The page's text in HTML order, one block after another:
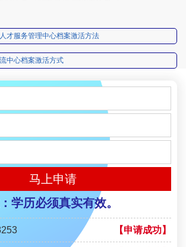
才服务管理中心档案激活方法
中心档案激活方式
马上申请
学历必须真实有效。
【申请成功】
【申请成功】
【申请成功】